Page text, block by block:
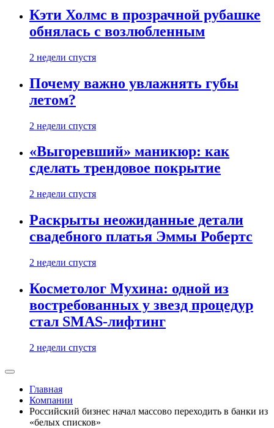
Кэти Холмс в прозрачной рубашке
обнялась с возлюбленным
2 недели спустя
Почему важно увлажнять губы
летом?
2 недели спустя
«Выгоревший» маникюр: как
сделать трендовое покрытие
2 недели спустя
Раскрыты неожиданные детали
свадебного платья Эммы Робертс
2 недели спустя
Косметолог Мухина: одной из
востребованных у звезд процедур
стал SMAS-лифтинг
2 недели спустя
Главная
Компании
Российский бизнес начал массово переходить в банки из
«белых списков»